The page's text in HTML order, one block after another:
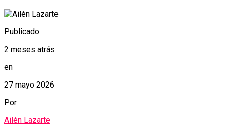
Publicado
2 meses atrás
en
27 mayo 2026
Por
Ailén Lazarte